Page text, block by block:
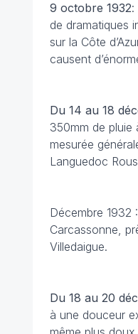
9 octobre 1932:
de dramatiques
sur la Côte
causent
Du 14 au 18
350mm de pluie
mesurée
Languedoc
Décembre 1932
Carcassonne,
Villedaigue.
Du 18 au 20
à une douceur